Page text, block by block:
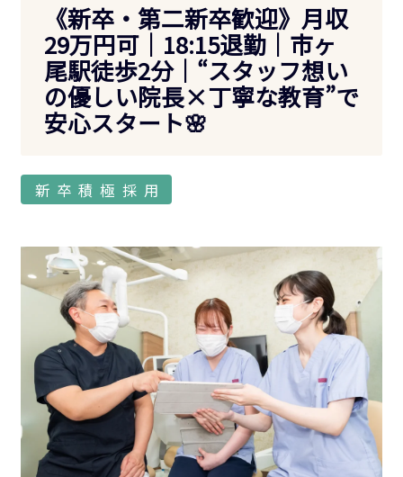
《新卒・第二新卒歓迎》月収
29万円可｜18:15退勤｜市ヶ
尾駅徒歩2分｜“スタッフ想い
の優しい院長×丁寧な教育”で
安心スタート🌸
新卒積極採用